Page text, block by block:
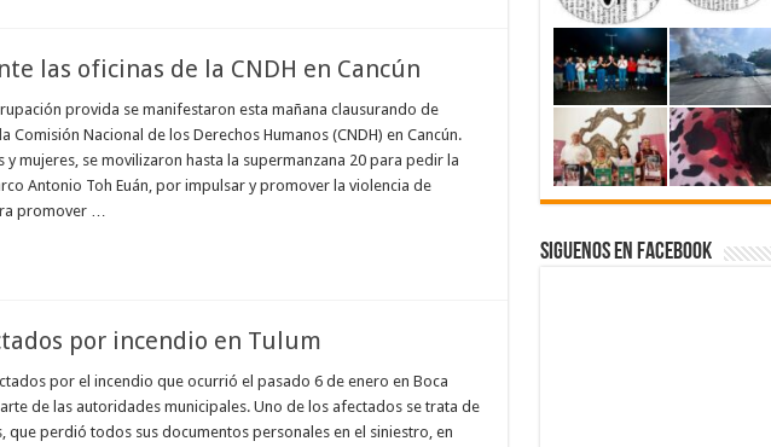
las oficinas de la CNDH en Cancún
provida se manifestaron esta mañana clausurando de
Comisión Nacional de los Derechos Humanos (CNDH) en Cancún.
mujeres, se movilizaron hasta la supermanzana 20 para pedir la
Antonio Toh Euán, por impulsar y promover la violencia de
promover …
por incendio en Tulum
por el incendio que ocurrió el pasado 6 de enero en Boca
de las autoridades municipales. Uno de los afectados se trata de
que perdió todos sus documentos personales en el siniestro, en
Siguenos en Facebook